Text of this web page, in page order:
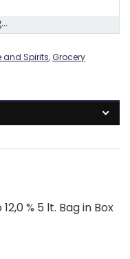
and Spirits,Grocery
% 5 lt. Bag in Box